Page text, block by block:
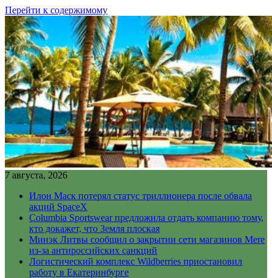
Перейти к содержимому
7 августа, 2026
Илон Маск потерял статус триллионера после обвала
акций SpaceX
Columbia Sportswear предложила отдать компанию тому,
кто докажет, что Земля плоская
Минэк Литвы сообщил о закрытии сети магазинов Mere
из-за антироссийских санкций
Логистический комплекс Wildberries приостановил
работу в Екатеринбурге